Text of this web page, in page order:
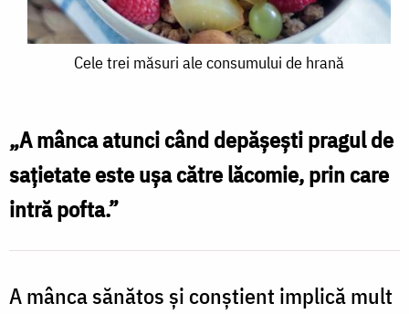
măsuri
ale
consumului
de
hrană
Cele trei măsuri ale consumului de hrană
„A mânca atunci când depășești pragul de
sațietate este ușa către lăcomie, prin care
intră pofta.”
A mânca sănătos și conștient implică mult